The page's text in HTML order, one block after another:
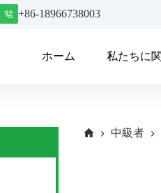
+86-18966738003
ホーム 私たちに
中級者